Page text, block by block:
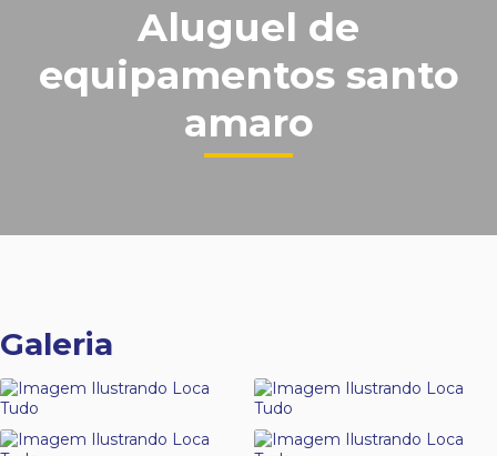
Aluguel de
equipamentos santo
amaro
Galeria